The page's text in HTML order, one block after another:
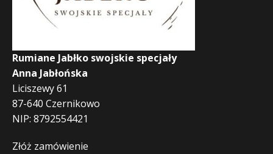
Rumiane Jabłko swojskie specjały
Anna Jabłońska
Liciszewy 61
87-640 Czernikowo
NIP: 8792554421
Złóż zamówienie